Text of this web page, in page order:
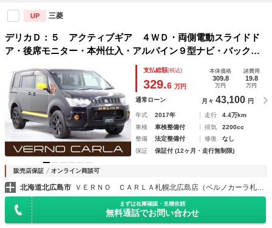
UP 三菱
デリカＤ：５ アクティブギア ４ＷＤ・両側電動スライドド
ア・後席モニター・本州仕入・アルパイン９型ナビ・バックカ
メラ・前席シートヒーター・ＨＩＤヘッドライト・フロントフ
ォグランプ・ＥＴＣ・前後ドラレコ・ＣＤ／ＤＶＤ・純正１８
ＡＷ
支払総額(税込)
329.6 万円
本体価格
309.8
万円
諸費用
19.8
万円
通常ローン 月々 43,100 円
年式 2017年 走行
4.4万km
車検
車検整備付 排気
2200cc
整備
法定整備付 修復
なし
保証
保証付 (12ヶ月・走行無制限)
販売店保証 オンライン商談可
北海道北広島市 ＶＥＲＮＯ ＣＡＲＬＡ札幌北広島店（ベルノカーラ札幌北広島店）
まずは在庫確認・見積依頼
無料通話でお問い合わせ